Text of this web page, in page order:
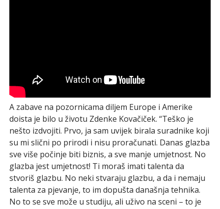
A zabave na pozornicama diljem Europe i Amerike
doista je bilo u životu Zdenke Kovačiček. “Teško je
nešto izdvojiti. Prvo, ja sam uvijek birala suradnike koji
su mi slični po prirodi i nisu proračunati. Danas glazba
sve više počinje biti biznis, a sve manje umjetnost. No
glazba jest umjetnost! Ti moraš imati talenta da
stvoriš glazbu. No neki stvaraju glazbu, a da i nemaju
talenta za pjevanje, to im dopušta današnja tehnika.
No to se sve može u studiju, ali uživo na sceni – to je